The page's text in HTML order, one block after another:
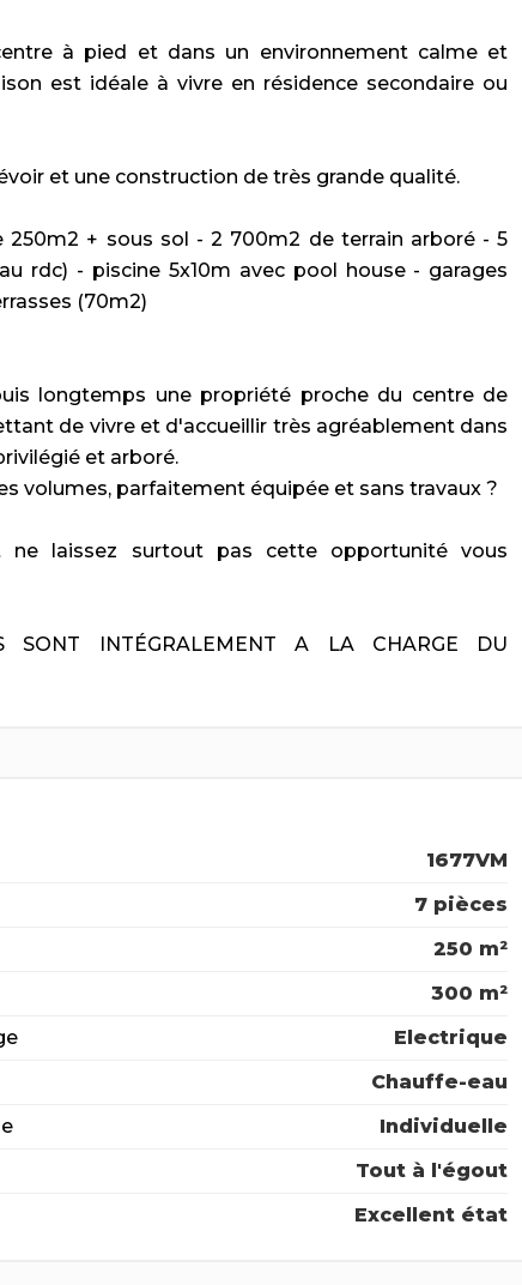
à pied et dans un environnement calme et
est idéale à vivre en résidence secondaire ou
et une construction de très grande qualité.
250m2 + sous sol - 2 700m2 de terrain arboré - 5
rdc) - piscine 5x10m avec pool house - garages
(70m2)
longtemps une propriété proche du centre de
de vivre et d'accueillir très agréablement dans
et arboré.
volumes, parfaitement équipée et sans travaux ?
laissez surtout pas cette opportunité vous
SONT INTÉGRALEMENT A LA CHARGE DU
1677VM
7 pièces
250 m²
300 m²
Electrique
Chauffe-eau
Individuelle
Tout à l'égout
Excellent état